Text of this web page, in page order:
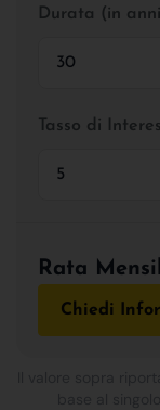
Durata (in
Tasso di
Rata
Chiedi